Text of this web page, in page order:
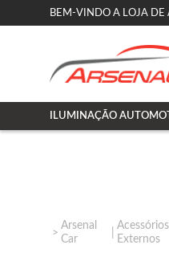
BEM-VINDO A LOJA DE
ILUMINAÇÃO
Arsenal
Car
Acessórios
Externos